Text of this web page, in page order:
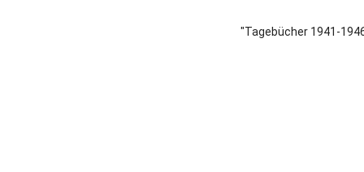
"Tagebücher 1941-